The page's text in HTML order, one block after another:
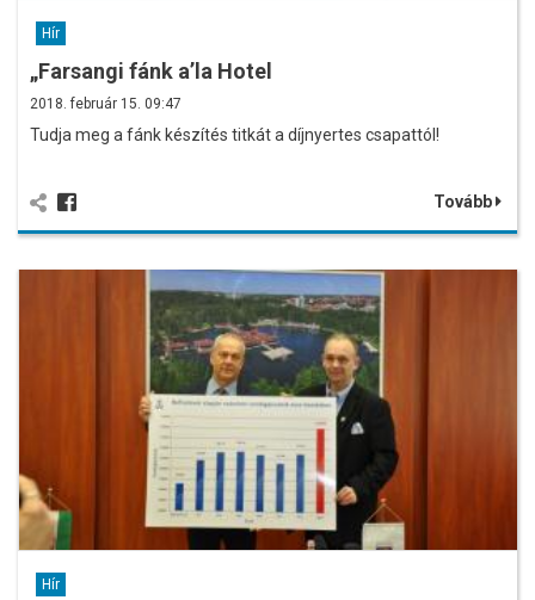
Hír
„Farsangi fánk a’la Hotel
2018. február 15. 09:47
Tudja meg a fánk készítés titkát a díjnyertes csapattól!
Tovább
Hír